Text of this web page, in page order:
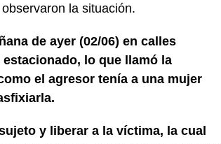
la situación.
de ayer (02/06) en calles
lo que llamó la
el agresor tenía a una mujer
y liberar a la víctima, la cual